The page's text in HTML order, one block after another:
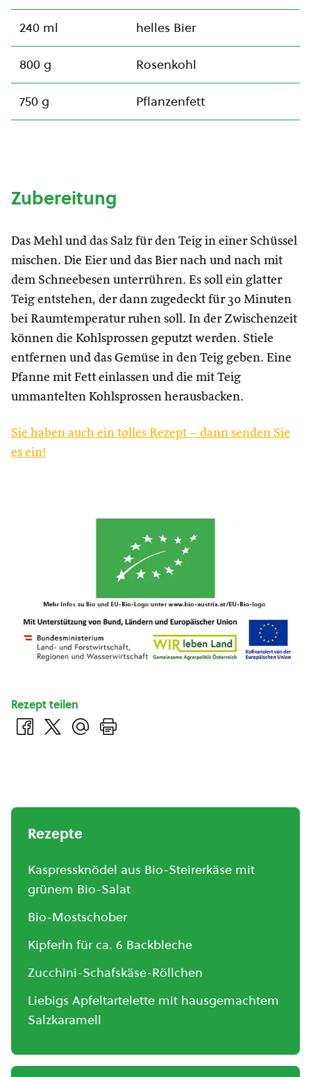
240 ml helles Bier
800 g Rosenkohl
750 g Pflanzenfett
Zubereitung
Das Mehl und das Salz für den Teig in einer Schüssel
mischen. Die Eier und das Bier nach und nach mit
dem Schneebesen unterrühren. Es soll ein glatter
Teig entstehen, der dann zugedeckt für 30 Minuten
bei Raumtemperatur ruhen soll. In der Zwischenzeit
können die Kohlsprossen geputzt werden. Stiele
entfernen und das Gemüse in den Teig geben. Eine
Pfanne mit Fett einlassen und die mit Teig
ummantelten Kohlsprossen herausbacken.
Sie haben auch ein tolles Rezept – dann senden Sie
es ein!
Rezept teilen
Rezepte
Kaspressknödel aus Bio-Steirerkäse mit
grünem Bio-Salat
Bio-Mostschober
Kipferln für ca. 6 Backbleche
Zucchini-Schafskäse-Röllchen
Liebigs Apfeltartelette mit hausgemachtem
Salzkaramell